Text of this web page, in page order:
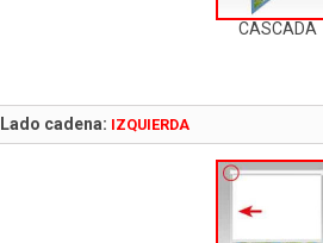
CASCADA
Lado cadena: IZQUIERDA